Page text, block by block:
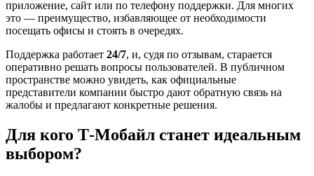
приложение, сайт или по телефону поддержки. Для многих
это — преимущество, избавляющее от необходимости
посещать офисы и стоять в очередях.
Поддержка работает 24/7, и, судя по отзывам, старается
оперативно решать вопросы пользователей. В публичном
пространстве можно увидеть, как официальные
представители компании быстро дают обратную связь на
жалобы и предлагают конкретные решения.
Для кого Т-Мобайл станет идеальным
выбором?